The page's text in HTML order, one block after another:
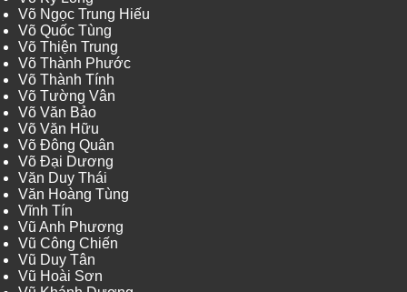
Võ Ngọc Trung Hiếu
Võ Quốc Tùng
Võ Thiện Trung
Võ Thành Phước
Võ Thành Tính
Võ Tường Vân
Võ Văn Bảo
Võ Văn Hữu
Võ Đông Quân
Võ Đại Dương
Văn Duy Thái
Văn Hoàng Tùng
Vĩnh Tín
Vũ Anh Phương
Vũ Công Chiến
Vũ Duy Tân
Vũ Hoài Sơn